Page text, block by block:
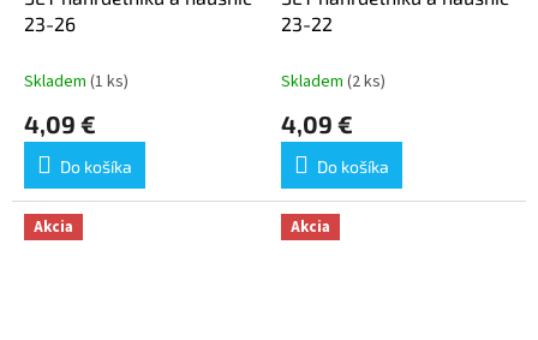
23-26
Skladem (1 ks)
4,09 €
Do košíka
23-22
Skladem (2 ks)
4,09 €
Do košíka
Akcia Akcia